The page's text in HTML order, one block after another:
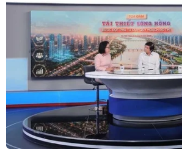
Israel nâng mức cảnh báo trước
năng Mỹ tấn công Iran
02/08/2026 01:10
Xem thêm